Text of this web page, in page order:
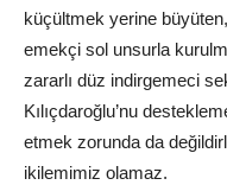
küçültmek yerine
emekçi sol unsurla
zararlı düz indirgemeci
Kılıçdaroğlu’nu
etmek zorunda da
ikilemimiz olamaz.